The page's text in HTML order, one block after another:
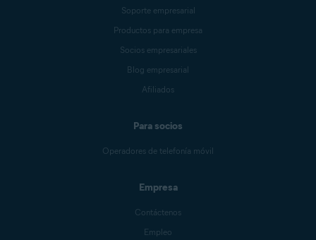
Soporte empresarial
Productos para empresa
Socios empresariales
Blog empresarial
Afiliados
Para socios
Operadores de telefonía móvil
Empresa
Contáctenos
Empleo